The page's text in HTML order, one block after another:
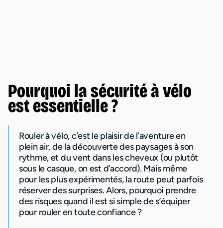
Pourquoi la sécurité à vélo
est essentielle ?
Rouler à vélo, c’est le plaisir de l’aventure en
plein air, de la découverte des paysages à son
rythme, et du vent dans les cheveux (ou plutôt
sous le casque, on est d’accord). Mais même
pour les plus expérimentés, la route peut parfois
réserver des surprises. Alors, pourquoi prendre
des risques quand il est si simple de s’équiper
pour rouler en toute confiance ?